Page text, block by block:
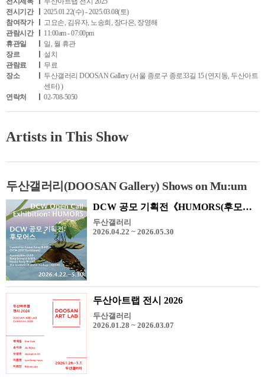
전시기간
2025.01.22(수) - 2025.03.08(토)
참여작가
고요손, 김유자, 노송희, 장다은, 장영해
관람시간
11:00am - 07:00pm
휴관일
일, 월 휴관
장르
설치
관람료
무료
장소
두산갤러리 DOOSAN Gallery (서울 종로구 종로33길 15 (연지동, 두산아트
센터) )
연락처
02-708-5050
Artists in This Show
두산갤러리(DOOSAN Gallery) Shows on Mu:um
DCW 공모 기획전《HUMORS(후모어스)》
두산갤러리
2026.04.22 ~ 2026.05.30
두산아트랩 전시 2026
두산갤러리
2026.01.28 ~ 2026.03.07